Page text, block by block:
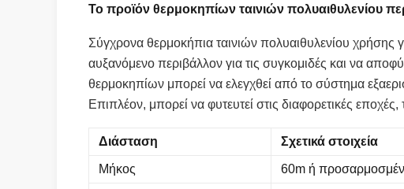
Το προϊόν θερμοκηπίων ταινιών πολυαιθυλενίου
Σύγχρονα θερμοκήπια ταινιών πολυαιθυλενίου
αυξανόμενο περιβάλλον για τις συγκομιδές και να
θερμοκηπίων μπορεί να ελεγχθεί από το σύστημα
Επιπλέον, μπορεί να φυτευτεί στις διαφορετικές
Διάσταση Σχετικά στοιχεία
Μήκος 60m ή